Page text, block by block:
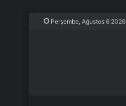
Perşembe, Ağustos 6 2026